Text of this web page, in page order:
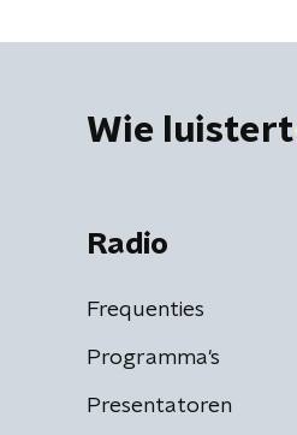
Wie luistert
Radio
Frequenties
Programma's
Presentatoren